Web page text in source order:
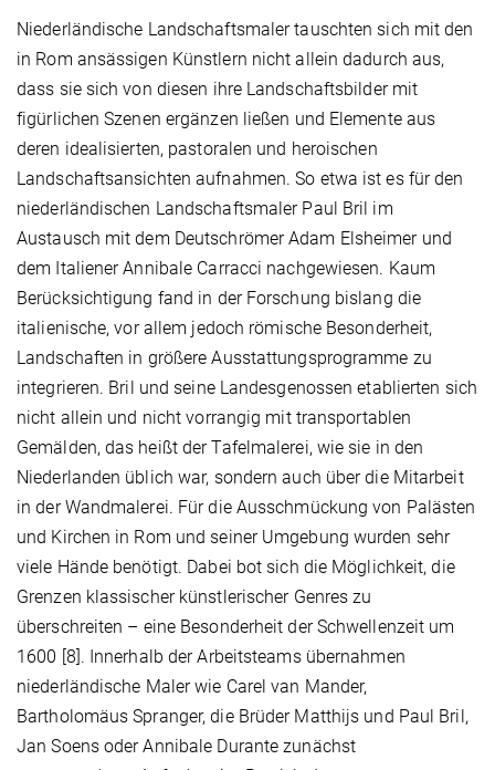
Niederländische Landschaftsmaler tauschten sich mit den
in Rom ansässigen Künstlern nicht allein dadurch aus,
dass sie sich von diesen ihre Landschaftsbilder mit
figürlichen Szenen ergänzen ließen und Elemente aus
deren idealisierten, pastoralen und heroischen
Landschaftsansichten aufnahmen. So etwa ist es für den
niederländischen Landschaftsmaler Paul Bril im
Austausch mit dem Deutschrömer Adam Elsheimer und
dem Italiener Annibale Carracci nachgewiesen. Kaum
Berücksichtigung fand in der Forschung bislang die
italienische, vor allem jedoch römische Besonderheit,
Landschaften in größere Ausstattungsprogramme zu
integrieren. Bril und seine Landesgenossen etablierten sich
nicht allein und nicht vorrangig mit transportablen
Gemälden, das heißt der Tafelmalerei, wie sie in den
Niederlanden üblich war, sondern auch über die Mitarbeit
in der Wandmalerei. Für die Ausschmückung von Palästen
und Kirchen in Rom und seiner Umgebung wurden sehr
viele Hände benötigt. Dabei bot sich die Möglichkeit, die
Grenzen klassischer künstlerischer Genres zu
überschreiten – eine Besonderheit der Schwellenzeit um
1600 [8]. Innerhalb der Arbeitsteams übernahmen
niederländische Maler wie Carel van Mander,
Bartholomäus Spranger, die Brüder Matthijs und Paul Bril,
Jan Soens oder Annibale Durante zunächst